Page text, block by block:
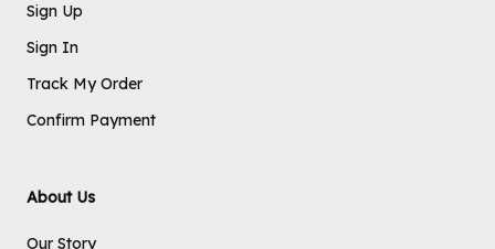
Sign Up
Sign In
Track My Order
Confirm Payment
About Us
Our Story